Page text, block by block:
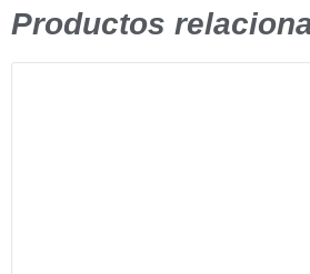
Productos